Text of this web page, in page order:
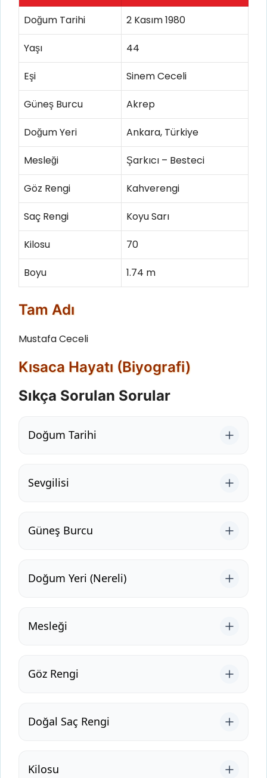
Doğum Tarihi 2 Kasım 1980
Yaşı 44
Eşi Sinem Ceceli
Güneş Burcu Akrep
Doğum Yeri Ankara, Türkiye
Mesleği Şarkıcı – Besteci
Göz Rengi Kahverengi
Saç Rengi Koyu Sarı
Kilosu 70
Boyu 1.74 m
Tam Adı
Mustafa Ceceli
Kısaca Hayatı (Biyografi)
Sıkça Sorulan Sorular
Doğum Tarihi
Sevgilisi
Güneş Burcu
Doğum Yeri (Nereli)
Mesleği
Göz Rengi
Doğal Saç Rengi
Kilosu